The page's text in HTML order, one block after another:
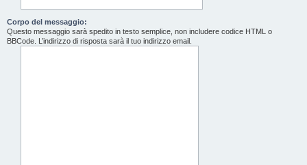
Corpo del messaggio:
Questo messaggio sarà spedito in testo semplice, non includere codice HTML o
BBCode. L’indirizzo di risposta sarà il tuo indirizzo email.